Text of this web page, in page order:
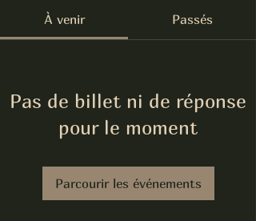
À venir Passés
Pas de billet ni de réponse
pour le moment
Parcourir les événements